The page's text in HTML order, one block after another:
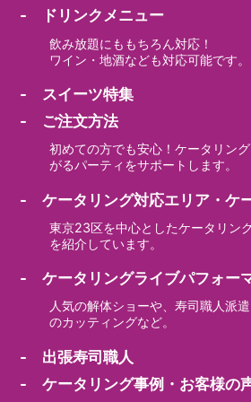
- ドリンクメニュー
飲み放題にももちろん対応！
ワイン・地酒なども対応可能です。
- スイーツ特集
- ご注文方法
初めての方でも安心！ケータリン
がるパーティをサポートします。
- ケータリング対応エリア・ケ
東京23区を中心としたケータリン
を紹介しています。
- ケータリングライブパフォー
人気の解体ショーや、寿司職人派
のカッティングなど。
- 出張寿司職人
- ケータリング事例・お客様の